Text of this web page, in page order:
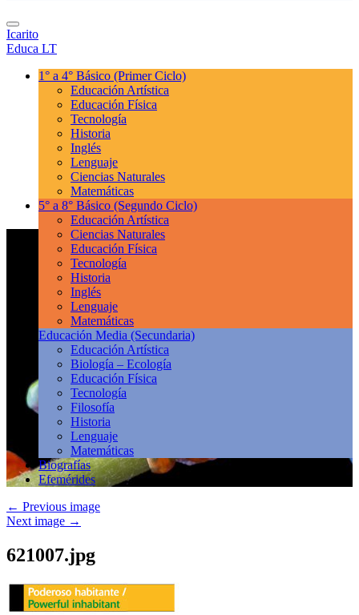
Icarito
Educa LT
1° a 4° Básico (Primer Ciclo)
Educación Artística
Educación Física
Tecnología
Historia
Inglés
Lenguaje
Ciencias Naturales
Matemáticas
5° a 8° Básico (Segundo Ciclo)
Educación Artística
Ciencias Naturales
Educación Física
Tecnología
Historia
Inglés
Lenguaje
Matemáticas
Educación Media (Secundaria)
Educación Artística
Biología – Ecología
Educación Física
Tecnología
Filosofía
Historia
Lenguaje
Matemáticas
Biografías
Efemérides
← Previous image
Next image →
621007.jpg